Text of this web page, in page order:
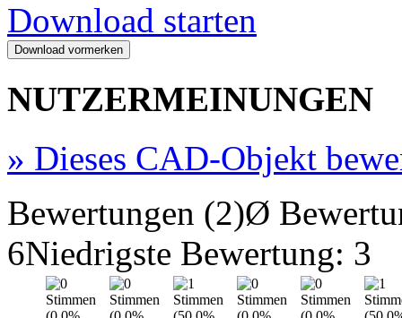
Download starten
NUTZERMEINUNGEN
» Dieses CAD-Objekt
Bewertungen (2)Ø
6Niedrigste Bewertung: 3